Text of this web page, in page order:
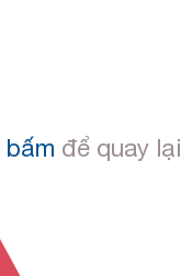
bấm để quay lại